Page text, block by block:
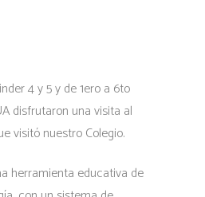
4 y 5 y de 1ero a 6to
disfrutaron una visita al
visitó nuestro Colegio.
herramienta educativa de